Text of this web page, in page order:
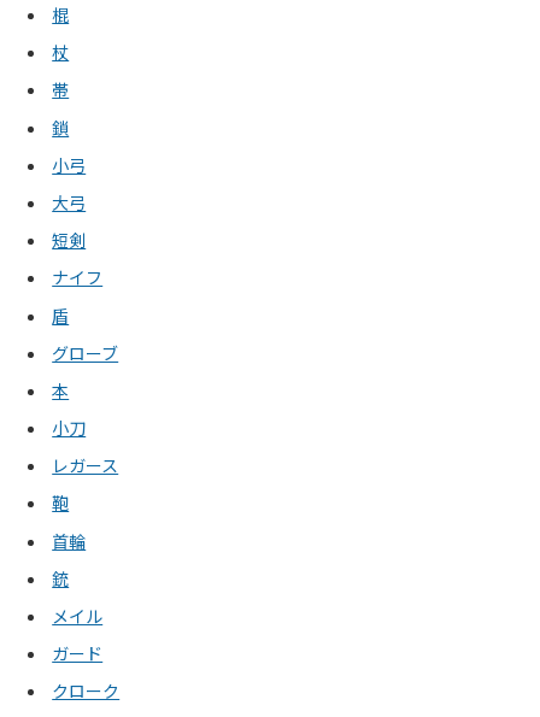
棍
杖
帯
鎖
小弓
大弓
短剣
ナイフ
盾
グローブ
本
小刀
レガース
鞄
首輪
銃
メイル
ガード
クローク